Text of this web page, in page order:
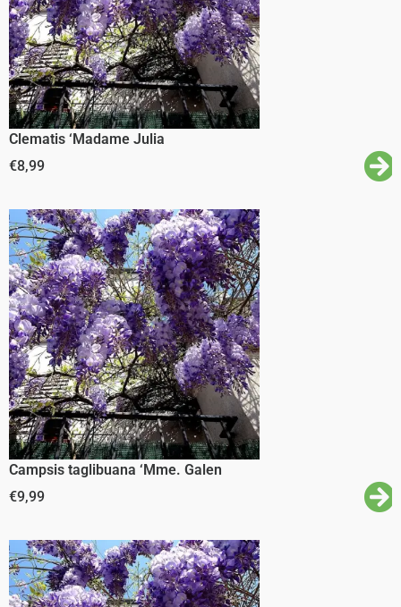
Clematis ‘Madame Julia
€8,99
Campsis taglibuana ‘Mme. Galen
€9,99